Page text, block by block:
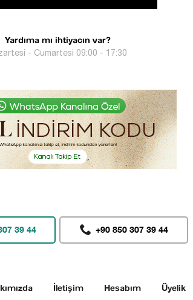
Yardıma mı ihtiyacın var?
- Cumartesi 09:00 - 17:30
39 44 +90 850 307 39 44
İletişim Hesabım Üyelik